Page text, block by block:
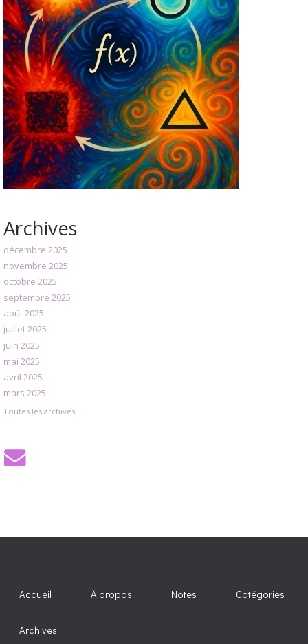
Archives
décembre 2025
novembre 2025
octobre 2025
septembre 2025
août 2025
juillet 2025
juin 2025
mai 2025
avril 2025
mars 2025
Toutes les archives
Accueil À propos Notes Catégories
Archives